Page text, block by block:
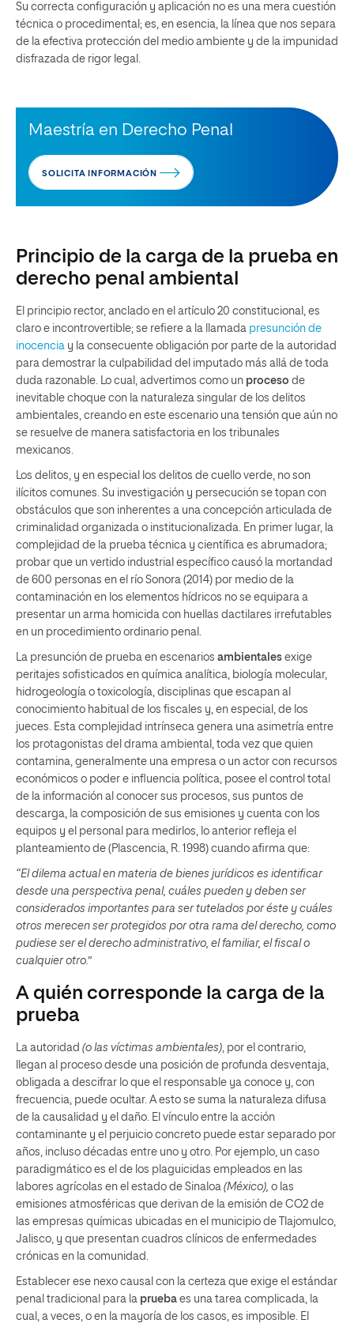
Su correcta configuración y aplicación no es una mera cuestión
técnica o procedimental; es, en esencia, la línea que nos separa
de la efectiva protección del medio ambiente y de la impunidad
disfrazada de rigor legal.
Maestría en Derecho Penal
SOLICITA INFORMACIÓN
Principio de la carga de la prueba en
derecho penal ambiental
El principio rector, anclado en el artículo 20 constitucional, es
claro e incontrovertible; se refiere a la llamada presunción de
inocencia y la consecuente obligación por parte de la autoridad
para demostrar la culpabilidad del imputado más allá de toda
duda razonable. Lo cual, advertimos como un proceso de
inevitable choque con la naturaleza singular de los delitos
ambientales, creando en este escenario una tensión que aún no
se resuelve de manera satisfactoria en los tribunales
mexicanos.
Los delitos, y en especial los delitos de cuello verde, no son
ilícitos comunes. Su investigación y persecución se topan con
obstáculos que son inherentes a una concepción articulada de
criminalidad organizada o institucionalizada. En primer lugar, la
complejidad de la prueba técnica y científica es abrumadora;
probar que un vertido industrial específico causó la mortandad
de 600 personas en el río Sonora (2014) por medio de la
contaminación en los elementos hídricos no se equipara a
presentar un arma homicida con huellas dactilares irrefutables
en un procedimiento ordinario penal.
La presunción de prueba en escenarios ambientales exige
peritajes sofisticados en química analítica, biología molecular,
hidrogeología o toxicología, disciplinas que escapan al
conocimiento habitual de los fiscales y, en especial, de los
jueces. Esta complejidad intrínseca genera una asimetría entre
los protagonistas del drama ambiental, toda vez que quien
contamina, generalmente una empresa o un actor con recursos
económicos o poder e influencia política, posee el control total
de la información al conocer sus procesos, sus puntos de
descarga, la composición de sus emisiones y cuenta con los
equipos y el personal para medirlos, lo anterior refleja el
planteamiento de (Plascencia, R. 1998) cuando afirma que:
“El dilema actual en materia de bienes jurídicos es identificar
desde una perspectiva penal, cuáles pueden y deben ser
considerados importantes para ser tutelados por éste y cuáles
otros merecen ser protegidos por otra rama del derecho, como
pudiese ser el derecho administrativo, el familiar, el fiscal o
cualquier otro.”
A quién corresponde la carga de la
prueba
La autoridad (o las víctimas ambientales) , por el contrario,
llegan al proceso desde una posición de profunda desventaja,
obligada a descifrar lo que el responsable ya conoce y, con
frecuencia, puede ocultar. A esto se suma la naturaleza difusa
de la causalidad y el daño. El vínculo entre la acción
contaminante y el perjuicio concreto puede estar separado por
años, incluso décadas entre uno y otro. Por ejemplo, un caso
paradigmático es el de los plaguicidas empleados en las
labores agrícolas en el estado de Sinaloa (México), o las
emisiones atmosféricas que derivan de la emisión de CO2 de
las empresas químicas ubicadas en el municipio de Tlajomulco,
Jalisco, y que presentan cuadros clínicos de enfermedades
crónicas en la comunidad.
Establecer ese nexo causal con la certeza que exige el estándar
penal tradicional para la prueba es una tarea complicada, la
cual, a veces, o en la mayoría de los casos, es imposible. El